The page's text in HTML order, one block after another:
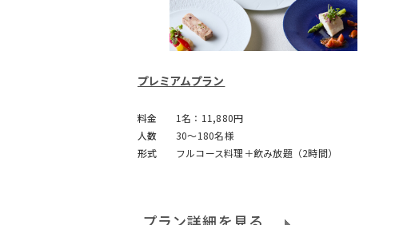
プレミアムプラン
料金
1名：11,880円
人数
30～180名様
形式
フルコース料理＋飲み放題（2時間）